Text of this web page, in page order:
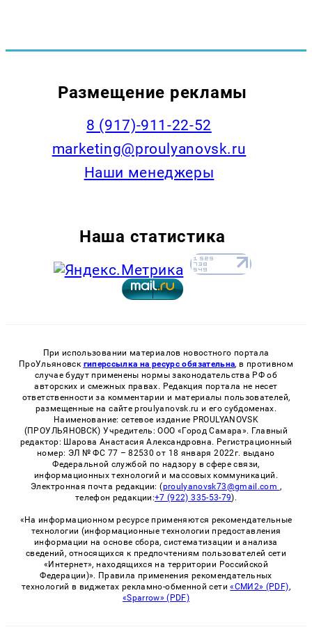
Размещение рекламы
8 (917)-911-22-52
marketing@proulyanovsk.ru
Наши менеджеры
Наша статистика
При использовании материалов новостного портала
ПроУльяновск гиперссылка на ресурс обязательна, в противном
случае будут применены нормы законодательства РФ об
авторских и смежных правах. Редакция портала не несет
ответственности за комментарии и материалы пользователей,
размещенные на сайте proulyanovsk.ru и его субдоменах.
Наименование: сетевое издание PROULYANOVSK
(ПРОУЛЬЯНОВСК) Учредитель: ООО «Город Самара». Главный
редактор: Шарова Анастасия Александровна. Регистрационный
номер: ЭЛ № ФС 77 – 82530 от 18 января 2022г. выдано
Федеральной службой по надзору в сфере связи,
информационных технологий и массовых коммуникаций.
Электронная почта редакции: (proulyanovsk73@gmail.com ,
телефон редакции:+7 (922) 335-53-79).
«На информационном ресурсе применяются рекомендательные
технологии (информационные технологии предоставления
информации на основе сбора, систематизации и анализа
сведений, относящихся к предпочтениям пользователей сети
«Интернет», находящихся на территории Российской
Федерации)». Правила применения рекомендательных
технологий в виджетах рекламно-обменной сети«СМИ2» (PDF),
«Sparrow» (PDF)